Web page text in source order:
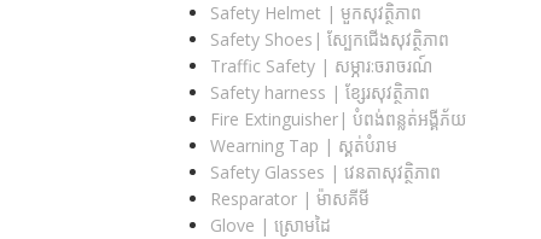
Safety Helmet | មួកសុវត្ថិភាព
Safety Shoes| ស្បែកជើងសុវត្ថិភាព
Traffic Safety​ | សម្ភារ:ចរាចរណ៍
Safety harness | ខ្សែរសុវត្ថិភាព
Fire Extinguisher| បំពង់ពន្លត់អង្គីភ័យ
Wearning Tap | ស្គត់បំរាម
Safety Glasses | វេនតាសុវត្ថិភាព
Resparator | ម៉ាសគីមី
Glove | ស្រោមដៃ